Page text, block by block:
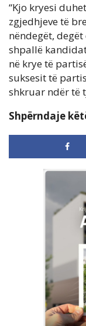
“Kjo kryesi
zgjedhjeve të
nëndegët,
shpallë
në krye të
suksesit të
shkruar ndër të
Shpërndaje